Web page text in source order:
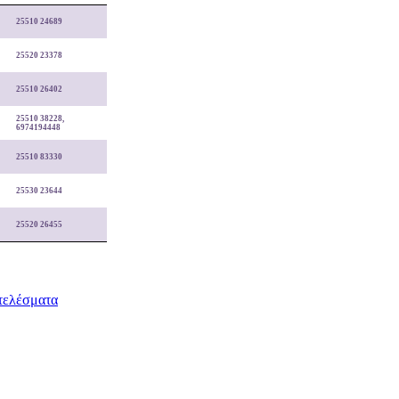
25510 24689
25520 23378
25510 26402
25510 38228,
6974194448
25510 83330
25530 23644
25520 26455